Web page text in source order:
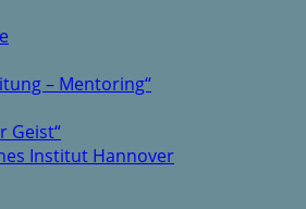
– Mentoring“
Geist“
Institut Hannover